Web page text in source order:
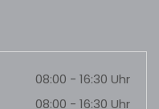
08:00 - 16:30 Uhr
08:00 - 16:30 Uhr